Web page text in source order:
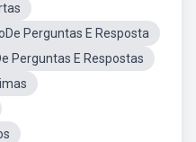
Perguntas E Resposta
Perguntas E Respostas